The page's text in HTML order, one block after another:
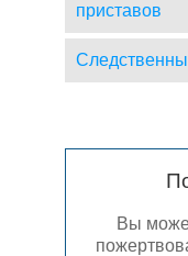
приставов
Вы